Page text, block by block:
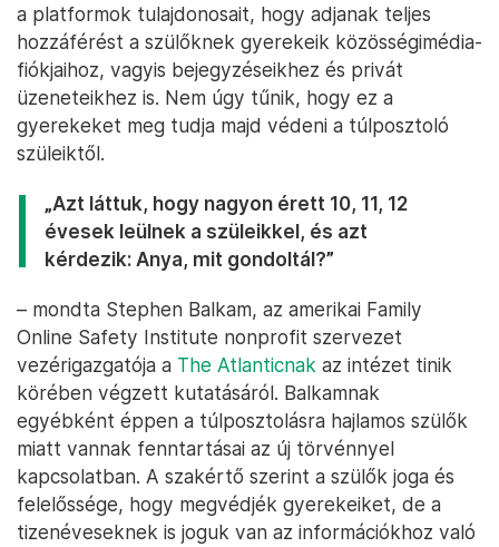
a platformok tulajdonosait, hogy adjanak teljes
hozzáférést a szülőknek gyerekeik közösségimédia-
fiókjaihoz, vagyis bejegyzéseikhez és privát
üzeneteikhez is. Nem úgy tűnik, hogy ez a
gyerekeket meg tudja majd védeni a túlposztoló
szüleiktől.
„Azt láttuk, hogy nagyon érett 10, 11, 12
évesek leülnek a szüleikkel, és azt
kérdezik: Anya, mit gondoltál?”
– mondta Stephen Balkam, az amerikai Family
Online Safety Institute nonprofit szervezet
vezérigazgatója a The Atlanticnak az intézet tinik
körében végzett kutatásáról. Balkamnak
egyébként éppen a túlposztolásra hajlamos szülők
miatt vannak fenntartásai az új törvénnyel
kapcsolatban. A szakértő szerint a szülők joga és
felelőssége, hogy megvédjék gyerekeiket, de a
tizenéveseknek is joguk van az információkhoz való